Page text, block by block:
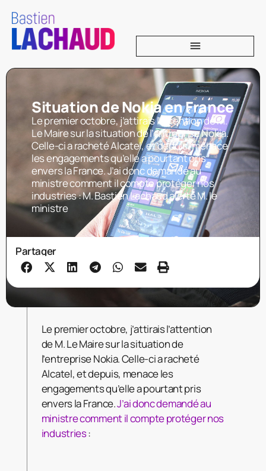
Situation de Nokia en France
Le premier octobre, j’attirais l’attention de M.
Le Maire sur la situation de l’entreprise Nokia.
Celle-ci a racheté Alcatel, et depuis, menace
les engagements qu’elle a pourtant pris
envers la France. J’ai donc demandé au
ministre comment il compte protéger nos
industries : M. Bastien Lachaud alerte M. le
ministre
Partager
Le premier octobre, j’attirais l’attention
de M. Le Maire sur la situation de
l’entreprise Nokia. Celle-ci a racheté
Alcatel, et depuis, menace les
engagements qu’elle a pourtant pris
envers la France.J’ai donc demandé au
ministre comment il compte protéger nos
industries: